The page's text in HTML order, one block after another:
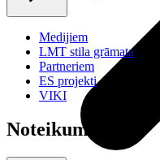
Medijiem
LMT stila grāmata
Partneriem
ES projekti
VIKI
Noteikumi